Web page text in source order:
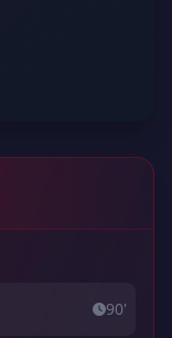
90'